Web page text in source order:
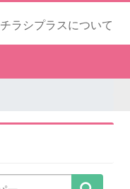
チラシプラスについて